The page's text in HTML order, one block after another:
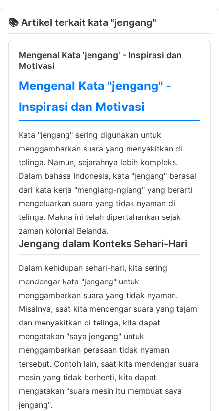
📚 Artikel terkait kata "jengang"
Mengenal Kata 'jengang' - Inspirasi dan
Motivasi
Mengenal Kata "jengang" -
Inspirasi dan Motivasi
Kata "jengang" sering digunakan untuk
menggambarkan suara yang menyakitkan di
telinga. Namun, sejarahnya lebih kompleks.
Dalam bahasa Indonesia, kata "jengang" berasal
dari kata kerja "mengiang-ngiang" yang berarti
mengeluarkan suara yang tidak nyaman di
telinga. Makna ini telah dipertahankan sejak
zaman kolonial Belanda.
Jengang dalam Konteks Sehari-Hari
Dalam kehidupan sehari-hari, kita sering
mendengar kata "jengang" untuk
menggambarkan suara yang tidak nyaman.
Misalnya, saat kita mendengar suara yang tajam
dan menyakitkan di telinga, kita dapat
mengatakan "saya jengang" untuk
menggambarkan perasaan tidak nyaman
tersebut. Contoh lain, saat kita mendengar suara
mesin yang tidak berhenti, kita dapat
mengatakan "suara mesin itu membuat saya
jengang".